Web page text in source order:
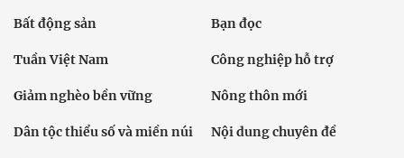
Bất động sản Bạn đọc
Tuần Việt Nam Công nghiệp hỗ trợ
Giảm nghèo bền vững Nông thôn mới
Dân tộc thiểu số và miền núi Nội dung chuyên đề